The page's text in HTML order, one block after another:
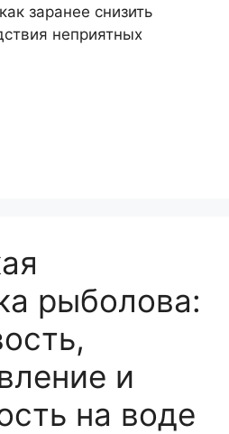
заранее снизить
неприятных
рыболова:
и
на воде